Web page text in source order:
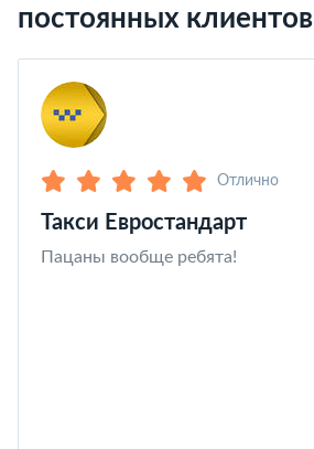
постоянных клиентов
Отлично
Такси Евростандарт
Пацаны вообще ребята!